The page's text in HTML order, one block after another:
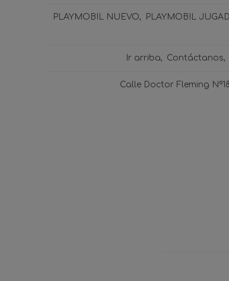
PLAYMOBIL NUEVO PLAYMOBIL
Ir arriba Contáctanos
Calle Doctor Fleming